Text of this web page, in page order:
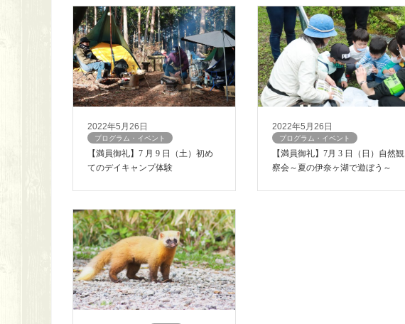
2022年5月26日
プログラム・イベント
【満員御礼】7 月 9 日（土）初め
てのデイキャンプ体験
2022年5月26日
プログラム・イベント
【満員御礼】7月 3 日（日）自然観
察会～夏の伊奈ヶ湖で遊ぼう～